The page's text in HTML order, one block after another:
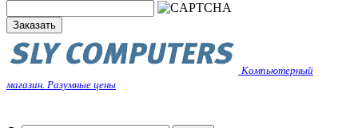
Заказать
Компьютерный
магазин. Разумные цены